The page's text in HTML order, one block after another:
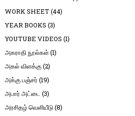
WORK SHEET(44)
YEAR BOOKS (3)
YOUTUBE VIDEOS (1)
அகராதி நூல்கள்(1)
அகல் விளக்கு(2)
அக்கு பஞ்சர் (19)
அபார் அட்டை (3)
அரசிதழ் வெளியீடு(8)